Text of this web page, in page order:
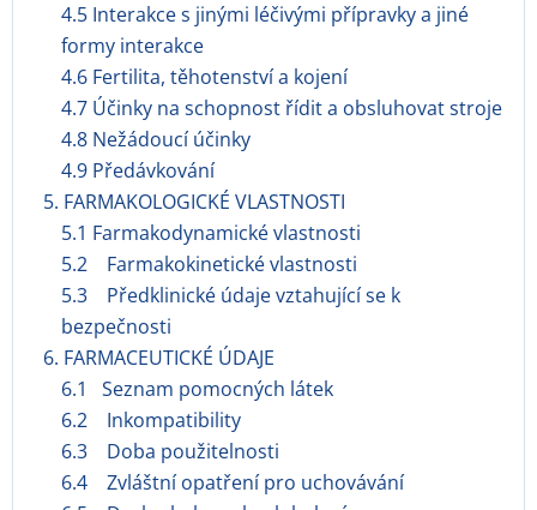
4.5 Interakce s jinými léčivými přípravky a jiné
formy interakce
4.6 Fertilita, těhotenství a kojení
4.7 Účinky na schopnost řídit a obsluhovat stroje
4.8 Nežádoucí účinky
4.9 Předávkování
5. FARMAKOLOGICKÉ VLASTNOSTI
5.1 Farmakodynamické vlastnosti
5.2 Farmakokinetické vlastnosti
5.3 Předklinické údaje vztahující se k
bezpečnosti
6. FARMACEUTICKÉ ÚDAJE
6.1 Seznam pomocných látek
6.2 Inkompatibility
6.3 Doba použitelnosti
6.4 Zvláštní opatření pro uchovávání